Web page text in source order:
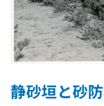
静砂垣と砂